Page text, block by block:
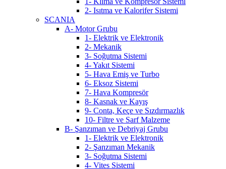
2- Isıtma ve Kalorifer Sistemi
SCANIA
A- Motor Grubu
1- Elektrik ve Elektronik
2- Mekanik
3- Soğutma Sistemi
4- Yakıt Sistemi
5- Hava Emiş ve Turbo
6- Eksoz Sistemi
7- Hava Kompresör
8- Kasnak ve Kayış
9- Conta, Keçe ve Sızdırmazlık
10- Filtre ve Sarf Malzeme
B- Şanzıman ve Debriyaj Grubu
1- Elektrik ve Elektronik
2- Şanzıman Mekanik
3- Soğutma Sistemi
4- Vites Sistemi